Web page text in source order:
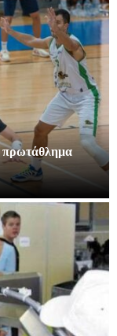
πρωτάθλημα